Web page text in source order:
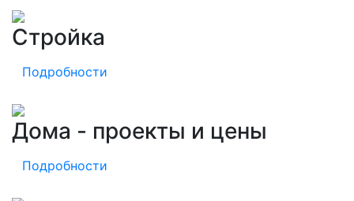
Стройка
Подробности
Дома - проекты и цены
Подробности